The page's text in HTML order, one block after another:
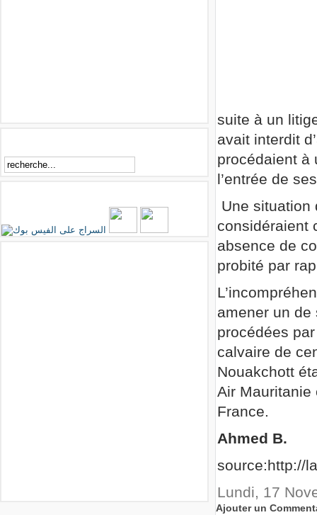
suite à un
avait interdit
procédaient à
l’entrée de
Une situation
considéraient
absence de
probité par
amener un
procédées
calvaire de
Nouakchott
Air Mauritanie
France.
Ahmed B.
source:http://
Lundi, 17
Ajouter un